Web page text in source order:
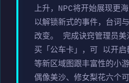
上升，NPC将开始展现更
以解锁新式的事件，台词
改变。 完成诀窍管理员美
买「公车卡」，可 以开启
等新区域图跟丰富性的小
偶像美沙、修女梨花六个